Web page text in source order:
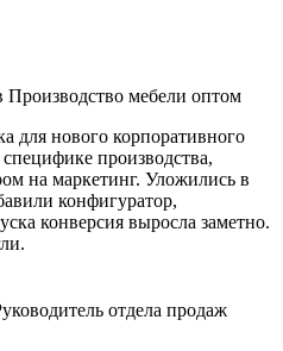
Производство мебели оптом
для нового корпоративного
производства,
на маркетинг. Уложились в
конфигуратор,
конверсия выросла заметно.
отдела продаж